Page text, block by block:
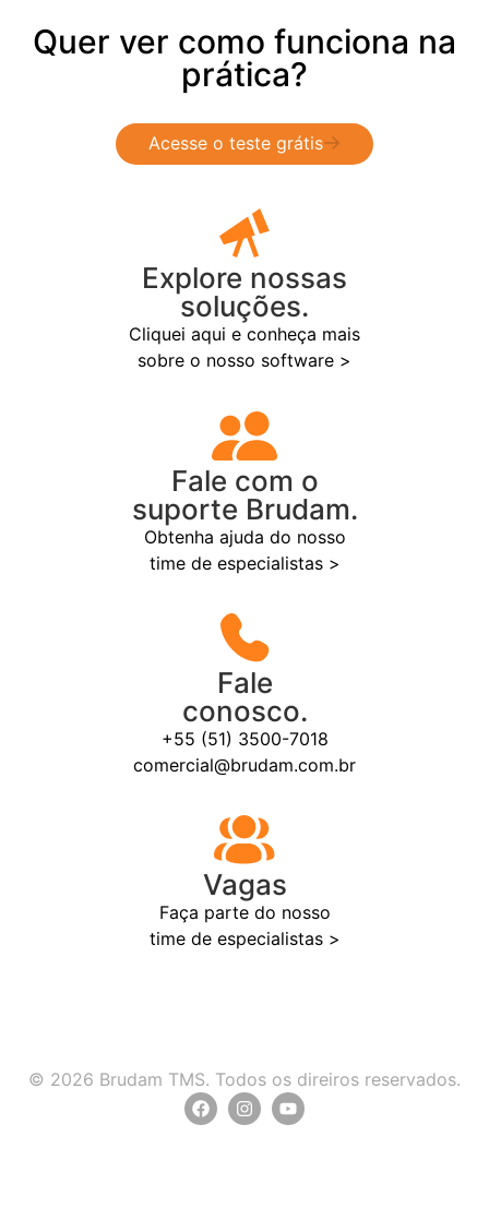
Quer ver como funciona na
prática?
Acesse o teste grátis
Explore nossas
soluções.
Cliquei aqui e conheça mais
sobre o nosso software >
Fale com o
suporte Brudam.
Obtenha ajuda do nosso
time de especialistas >
Fale
conosco.
+55 (51) 3500-7018
comercial@brudam.com.br
Vagas
Faça parte do nosso
time de especialistas >
© 2026 Brudam TMS. Todos os direiros reservados.